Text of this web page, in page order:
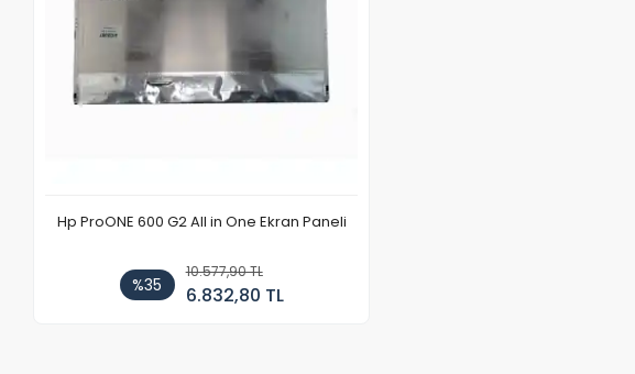
Hp ProONE 600 G2 All in One Ekran Paneli
%35
10.577,90 TL
6.832,80 TL